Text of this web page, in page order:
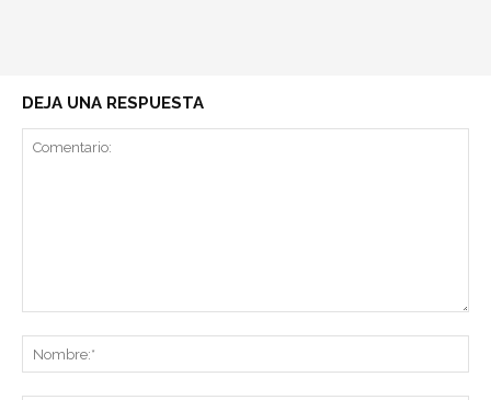
DEJA UNA RESPUESTA